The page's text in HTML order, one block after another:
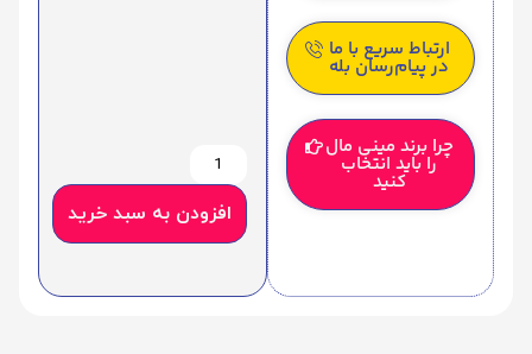
ارتباط سریع با ما
در پیام‌رسان بله
چرا برند مینی مال
را باید انتخاب
کنید
افزودن به سبد خرید